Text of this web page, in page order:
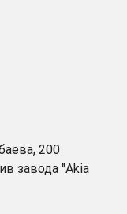
200
завода "Akia